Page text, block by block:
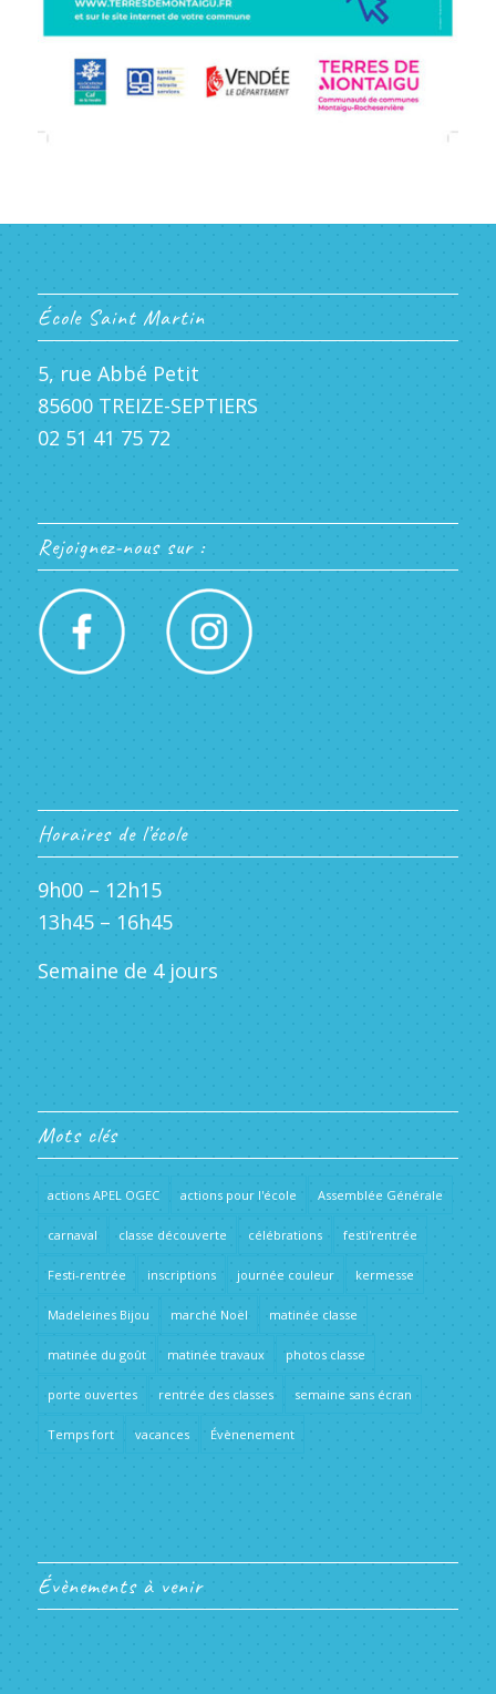
École Saint Martin
5, rue Abbé Petit
85600 TREIZE-SEPTIERS
02 51 41 75 72
Rejoignez-nous sur :
Horaires de l’école
9h00 – 12h15
13h45 – 16h45
Semaine de 4 jours
Mots clés
actions APEL OGEC actions pour l'école Assemblée Générale
carnaval classe découverte célébrations festi'rentrée
Festi-rentrée inscriptions journée couleur kermesse
Madeleines Bijou marché Noël matinée classe
matinée du goût matinée travaux photos classe
porte ouvertes rentrée des classes semaine sans écran
Temps fort vacances Évènenement
Évènements à venir